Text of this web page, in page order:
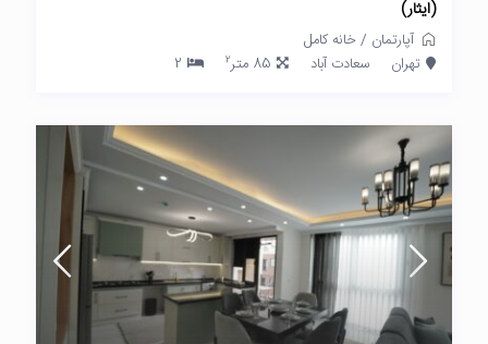
(ایثار)
آپارتمان /خانه کامل
تهران
سعادت آباد 85 متر 2
2